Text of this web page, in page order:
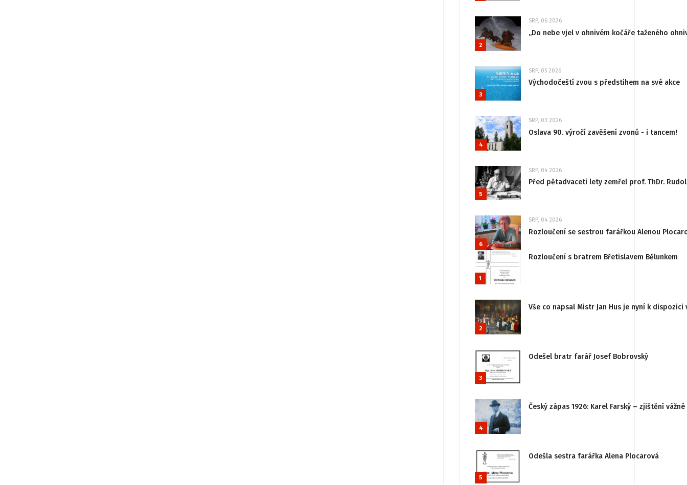
2
SRP, 06 2026
„Do nebe vjel v ohnivém kočáře taženého
3
SRP, 05 2026
Východočeští zvou s předstihem na své akce
4
SRP, 03 2026
Oslava 90. výročí zavěšení zvonů - i tancem!
5
SRP, 04 2026
Před pětadvaceti lety zemřel prof. ThDr.
6
SRP, 04 2026
Rozloučení se sestrou farářkou Alenou
1
Rozloučení s bratrem Břetislavem Bělunkem
2
Vše co napsal Mistr Jan Hus je nyní k
3
Odešel bratr farář Josef Bobrovský
4
Český zápas 1926: Karel Farský – zjištění
5
Odešla sestra farářka Alena Plocarová